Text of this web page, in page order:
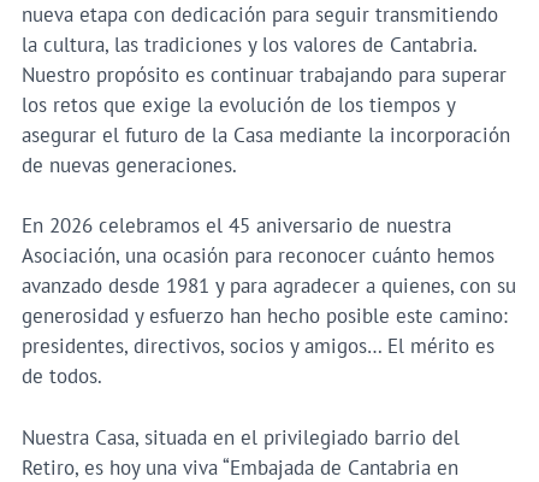
nueva etapa con dedicación para seguir transmitiendo
la cultura, las tradiciones y los valores de Cantabria.
Nuestro propósito es continuar trabajando para superar
los retos que exige la evolución de los tiempos y
asegurar el futuro de la Casa mediante la incorporación
de nuevas generaciones.
En 2026 celebramos el 45 aniversario de nuestra
Asociación, una ocasión para reconocer cuánto hemos
avanzado desde 1981 y para agradecer a quienes, con su
generosidad y esfuerzo han hecho posible este camino:
presidentes, directivos, socios y amigos… El mérito es
de todos.
Nuestra Casa, situada en el privilegiado barrio del
Retiro, es hoy una viva “Embajada de Cantabria en